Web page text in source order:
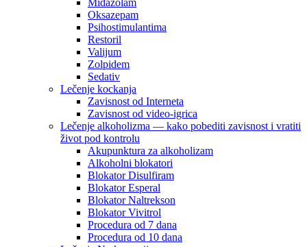
Midazolam
Oksazepam
Psihostimulantima
Restoril
Valijum
Zolpidem
Sedativ
Lečenje kockanja
Zavisnost od Interneta
Zavisnost od video-igrica
Lečenje alkoholizma — kako pobediti zavisnost i vratiti
život pod kontrolu
Akupunktura za alkoholizam
Alkoholni blokatori
Blokator Disulfiram
Blokator Esperal
Blokator Naltrekson
Blokator Vivitrol
Procedura od 7 dana
Procedura od 10 dana